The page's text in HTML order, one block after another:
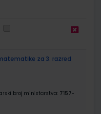
za 3. razred
broj ministarstva: 7157-